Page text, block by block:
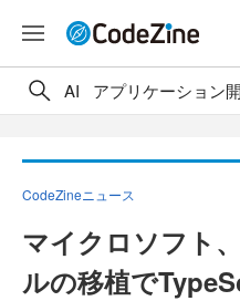
AI アプリケーション
CodeZineニュース
マイクロソフト
ルの移植で